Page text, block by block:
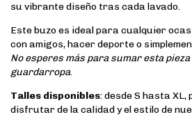
su vibrante diseño tras cada lavado.
Este buzo es ideal para cualquier
con amigos, hacer deporte o
No esperes más para sumar esta
guardarropa.
Talles disponibles: desde S hasta
disfrutar de la calidad y el estilo de